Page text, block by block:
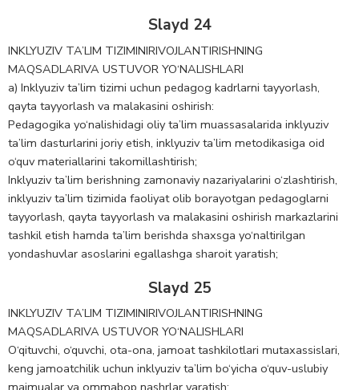
Slayd 24
INKLYUZIV TA’LIM TIZIMINIRIVOJLANTIRISHNING
MAQSADLARIVA USTUVOR YO‘NALISHLARI
a) Inklyuziv ta’lim tizimi uchun pedagog kadrlarni tayyorlash,
qayta tayyorlash va malakasini oshirish:
Pedagogika yo‘nalishidagi oliy ta’lim muassasalarida inklyuziv
ta’lim dasturlarini joriy etish, inklyuziv ta’lim metodikasiga oid
o‘quv materiallarini takomillashtirish;
Inklyuziv ta’lim berishning zamonaviy nazariyalarini o‘zlashtirish,
inklyuziv ta’lim tizimida faoliyat olib borayotgan pedagoglarni
tayyorlash, qayta tayyorlash va malakasini oshirish markazlarini
tashkil etish hamda ta’lim berishda shaxsga yo‘naltirilgan
yondashuvlar asoslarini egallashga sharoit yaratish;
Slayd 25
INKLYUZIV TA’LIM TIZIMINIRIVOJLANTIRISHNING
MAQSADLARIVA USTUVOR YO‘NALISHLARI
O‘qituvchi, o‘quvchi, ota-ona, jamoat tashkilotlari mutaxassislari,
keng jamoatchilik uchun inklyuziv ta’lim bo‘yicha o‘quv-uslubiy
majmualar va ommabop nashrlar yaratish;